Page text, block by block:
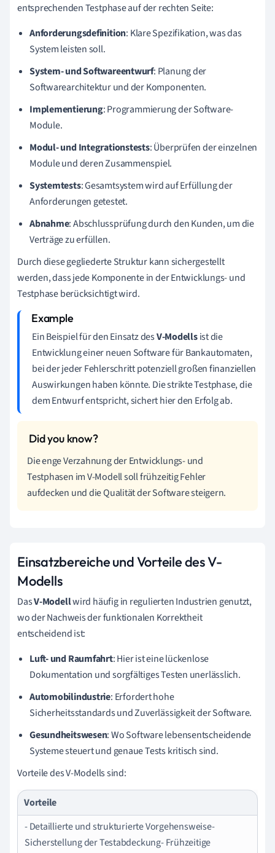
entsprechenden Testphase auf der rechten Seite:
Anforderungsdefinition: Klare Spezifikation, was das
System leisten soll.
System- und Softwareentwurf: Planung der
Softwarearchitektur und der Komponenten.
Implementierung: Programmierung der Software-
Module.
Modul- und Integrationstests: Überprüfen der einzelnen
Module und deren Zusammenspiel.
Systemtests: Gesamtsystem wird auf Erfüllung der
Anforderungen getestet.
Abnahme: Abschlussprüfung durch den Kunden, um die
Verträge zu erfüllen.
Durch diese gegliederte Struktur kann sichergestellt
werden, dass jede Komponente in der Entwicklungs- und
Testphase berücksichtigt wird.
Ein Beispiel für den Einsatz desV-Modellsist die
Entwicklung einer neuen Software für Bankautomaten,
bei der jeder Fehlerschritt potenziell großen finanziellen
Auswirkungen haben könnte. Die strikte Testphase, die
dem Entwurf entspricht, sichert hier den Erfolg ab.
Die enge Verzahnung der Entwicklungs- und
Testphasen im V-Modell soll frühzeitig Fehler
aufdecken und die Qualität der Software steigern.
Einsatzbereiche und Vorteile des V-
Modells
DasV-Modellwird häufig in regulierten Industrien genutzt,
wo der Nachweis der funktionalen Korrektheit
entscheidend ist:
Luft- und Raumfahrt: Hier ist eine lückenlose
Dokumentation und sorgfältiges Testen unerlässlich.
Automobilindustrie: Erfordert hohe
Sicherheitsstandards und Zuverlässigkeit der Software.
Gesundheitswesen: Wo Software lebensentscheidende
Systeme steuert und genaue Tests kritisch sind.
Vorteile des V-Modells sind:
Vorteile
- Detaillierte und strukturierte Vorgehensweise-
Sicherstellung der Testabdeckung- Frühzeitige